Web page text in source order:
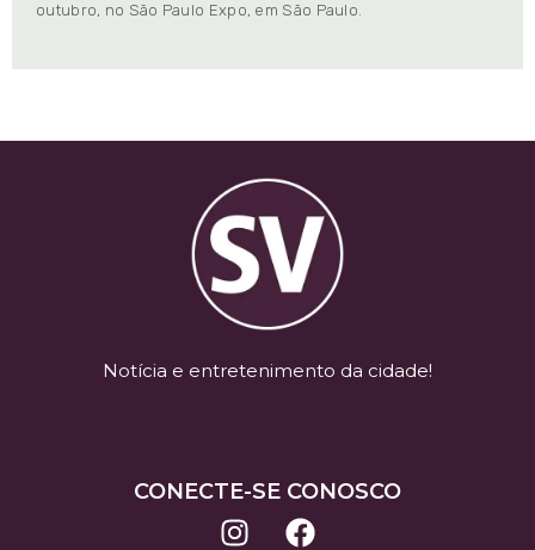
outubro, no São Paulo Expo, em São Paulo.
Notícia e entretenimento da cidade!
CONECTE-SE CONOSCO